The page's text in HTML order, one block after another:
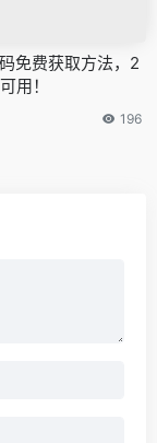
免费获取方法，2
用！
196